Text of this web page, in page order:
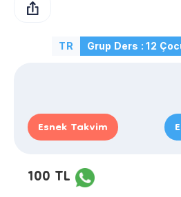
TR Grup Ders : 12
Esnek Takvim
100 TL